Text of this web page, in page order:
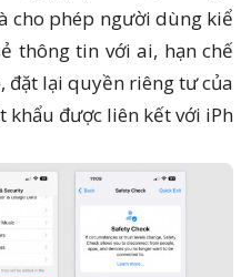
cho phép người dùng kiể
thông tin với ai, hạn chế
đặt lại quyền riêng tư của
khẩu được liên kết với iPh